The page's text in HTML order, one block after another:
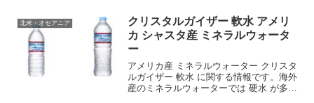
てハイボールにするのもよし、いろいろ
な楽しみ方ができま...
北米・オセアニア
クリスタルガイザー 軟水 アメリ
カ シャスタ産 ミネラルウォータ
ー
アメリカ産 ミネラルウォーター クリスタ
ルガイザー 軟水 に関する情報です。海外
産のミネラルウォーターでは 硬水 が多い